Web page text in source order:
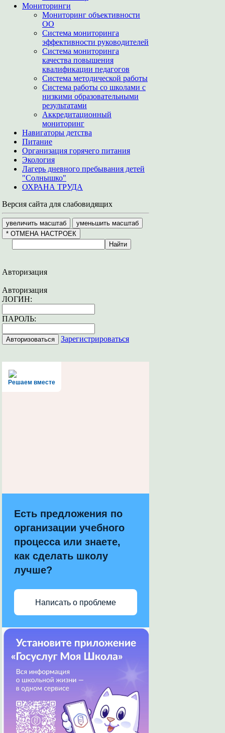
Мониторинги
Мониторинг объективности
ОО
Система мониторинга
эффективности руководителей
Система мониторинга
качества повышения
квалификации педагогов
Система методической работы
Система работы со школами с
низкими образовательными
результатами
Аккредитационный
мониторинг
Навигаторы детства
Питание
Организация горячего питания
Экология
Лагерь дневного пребывания детей
"Солнышко"
ОХРАНА ТРУДА
Версия сайта для слабовидящих
Авторизация
Авторизация
ЛОГИН:
ПАРОЛЬ:
Зарегистрироваться
Решаем вместе
Есть предложения по
организации учебного
процесса или знаете,
как сделать школу
лучше?
Написать о проблеме